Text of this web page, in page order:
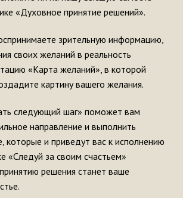
«Духовное принятие решений».
зрительную информацию,
своих желаний в реальность
«Карта желаний», в которой
картину вашего желания.
следующий шаг» поможет вам
направление и выполнить
которые и приведут вас к исполнению
«Следуй за своим счастьем»
решения станет ваше